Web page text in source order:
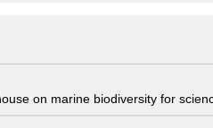
on marine biodiversity for